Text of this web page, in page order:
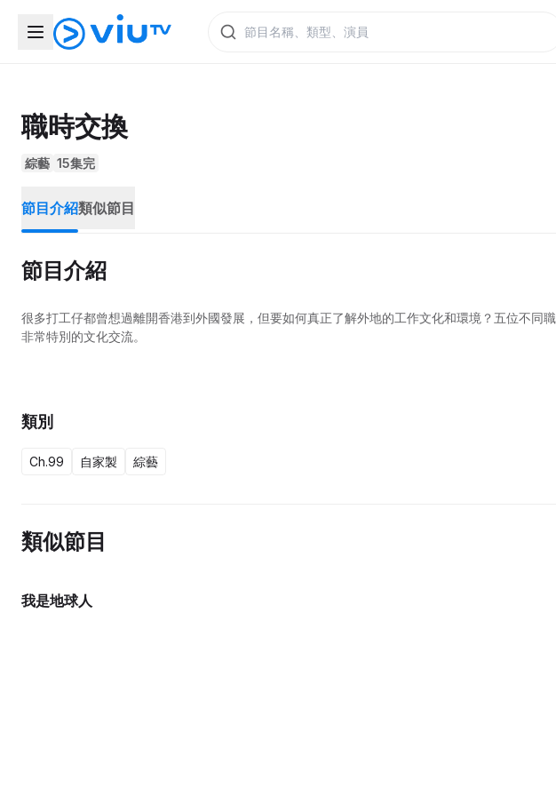
職時交換
綜藝 15集完
節目介紹類似節目
節目介紹
很多打工仔都曾想過離開香港到外國發展，但要如何真正了解外地的工作文化和環境？五位不同
非常特別的文化交流。
類別
Ch.99 自家製 綜藝
類似節目
我是地球人